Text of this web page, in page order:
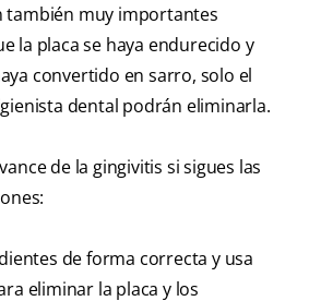
muy importantes
la placa se haya endurecido y
convertido en sarro, solo el
dental podrán eliminarla.
de la gingivitis si sigues las
de forma correcta y usa
eliminar la placa y los